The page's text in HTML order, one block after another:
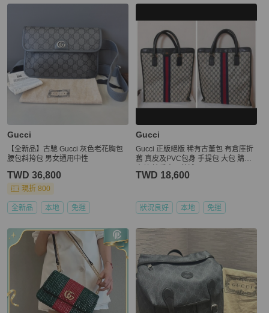
Gucci
【全新品】古馳 Gucci 灰色老花胸包
腰包斜挎包 男女通用中性
TWD 36,800
現折 800
全新品 本地 免運
Gucci
Gucci 正版絕版 稀有古董包 有倉庫折
舊 真皮及PVC包身 手提包 大包 購物
TWD 18,600
狀況良好 本地 免運